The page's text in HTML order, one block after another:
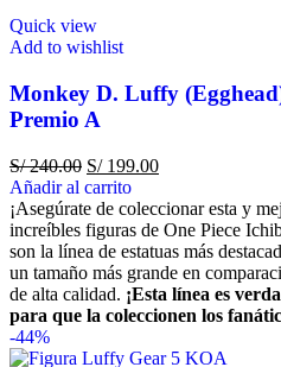
Quick view
Add to wishlist
Monkey D. Luffy
Premio A
S/240.00 S/199.00
Añadir al carrito
¡Asegúrate de coleccionar esta y
increíbles figuras de One Piece
son la línea de estatuas más
un tamaño más grande en
de alta calidad. ¡Esta línea es
para que la coleccionen los
-44%